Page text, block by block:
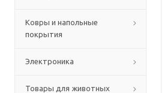
Ковры и напольные
покрытия
Электроника
Товары для животных